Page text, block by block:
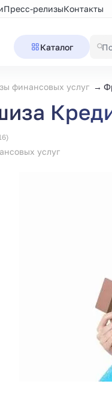
Пресс-релизыКонтакты
Каталог
финансовых услуг
услуг